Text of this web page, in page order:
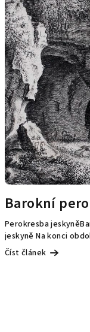
Barokní
Perokresba
jeskyně Na konci
Číst článek